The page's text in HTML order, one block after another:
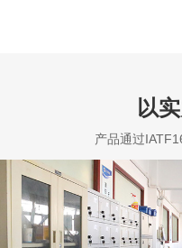
以
产品通过